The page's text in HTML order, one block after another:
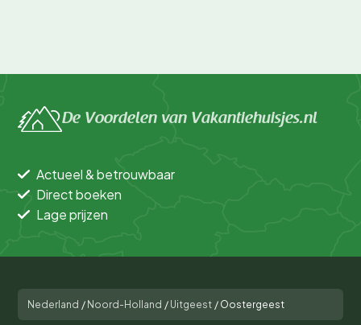
De Voordelen van Vakantiehuisjes.nl
Actueel & betrouwbaar
Direct boeken
Lage prijzen
Nederland / Noord-Holland / Uitgeest / Oostergeest